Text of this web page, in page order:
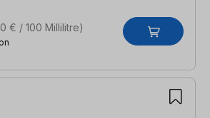
€ / 100 Millilitre)